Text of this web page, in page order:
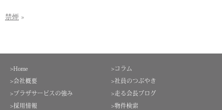
禁煙 »
>コラム
>社員のつぶやき
>走る会長ブログ
>物件検索
>Home
>会社概要
>プラザサービスの強み
>採用情報